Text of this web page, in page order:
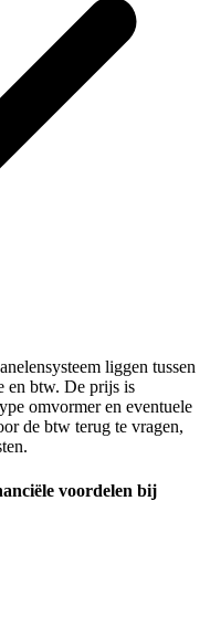
liggen tussen
en btw. De prijs is
omvormer en eventuele
de btw terug te vragen,
voordelen bij